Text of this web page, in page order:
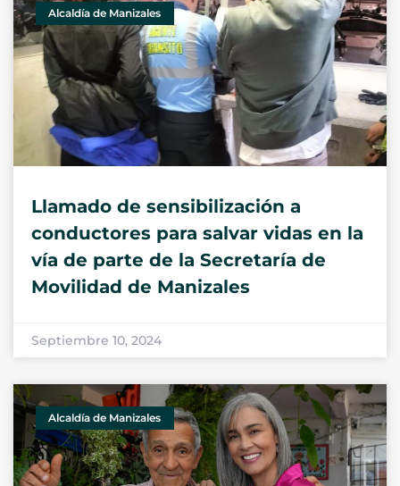
Alcaldía de Manizales
Llamado de sensibilización a
conductores para salvar vidas en la
vía de parte de la Secretaría de
Movilidad de Manizales
Septiembre 10, 2024
Alcaldía de Manizales